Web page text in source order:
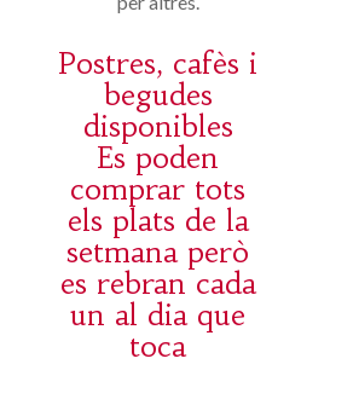
Postres, cafès i
begudes
disponibles
Es poden
comprar tots
els plats de la
setmana però
es rebran cada
un al dia que
toca